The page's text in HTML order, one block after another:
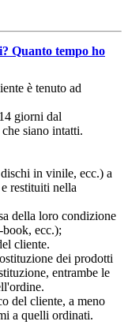
Quanto tempo ho
è tenuto ad
giorni dal
siano intatti.
in vinile, ecc.) a
restituiti nella
della loro condizione
book, ecc.);
cliente.
dei prodotti
entrambe le
del cliente, a meno
a quelli ordinati.